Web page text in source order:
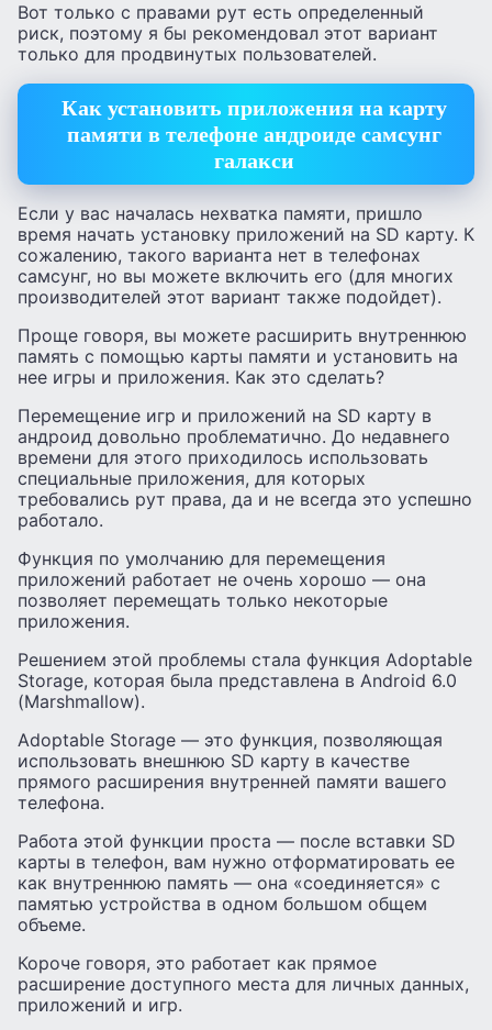
Вот только с правами рут есть определенный
риск, поэтому я бы рекомендовал этот вариант
только для продвинутых пользователей.
Как установить приложения на карту
памяти в телефоне андроиде самсунг
галакси
Если у вас началась нехватка памяти, пришло
время начать установку приложений на SD карту. К
сожалению, такого варианта нет в телефонах
самсунг, но вы можете включить его (для многих
производителей этот вариант также подойдет).
Проще говоря, вы можете расширить внутреннюю
память с помощью карты памяти и установить на
нее игры и приложения. Как это сделать?
Перемещение игр и приложений на SD карту в
андроид довольно проблематично. До недавнего
времени для этого приходилось использовать
специальные приложения, для которых
требовались рут права, да и не всегда это успешно
работало.
Функция по умолчанию для перемещения
приложений работает не очень хорошо — она
позволяет перемещать только некоторые
приложения.
Решением этой проблемы стала функция Adoptable
Storage, которая была представлена ​​в Android 6.0
(Marshmallow).
Adoptable Storage — это функция, позволяющая
использовать внешнюю SD карту в качестве
прямого расширения внутренней памяти вашего
телефона.
Работа этой функции проста — после вставки SD
карты в телефон, вам нужно отформатировать ее
как внутреннюю память — она «соединяется» с
памятью устройства в одном большом общем
объеме.
Короче говоря, это работает как прямое
расширение доступного места для личных данных,
приложений и игр.